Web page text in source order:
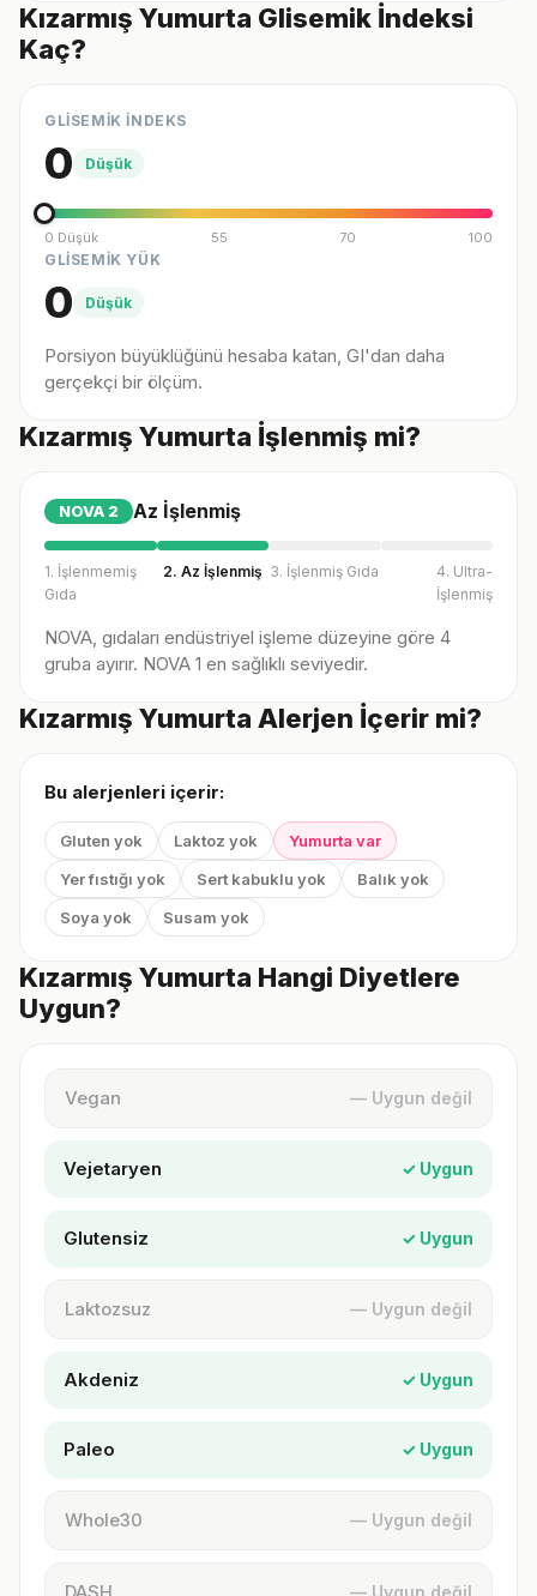
Kızarmış Yumurta Glisemik İndeksi
Kaç?
GLİSEMİK İNDEKS
0 Düşük
0 Düşük 55 70 100
GLİSEMİK YÜK
0 Düşük
Porsiyon büyüklüğünü hesaba katan, GI'dan daha
gerçekçi bir ölçüm.
Kızarmış Yumurta İşlenmiş mi?
NOVA 2 Az İşlenmiş
1. İşlenmemiş
Gıda
2. Az İşlenmiş 3. İşlenmiş Gıda
4. Ultra-
İşlenmiş
NOVA, gıdaları endüstriyel işleme düzeyine göre 4
gruba ayırır. NOVA 1 en sağlıklı seviyedir.
Kızarmış Yumurta Alerjen İçerir mi?
Bu alerjenleri içerir:
Gluten yok Laktoz yok
Yumurta var
Yer fıstığı yok
Sert kabuklu yok
Balık yok
Soya yok
Susam yok
Kızarmış Yumurta Hangi Diyetlere
Uygun?
Vegan — Uygun değil
Vejetaryen ✓ Uygun
Glutensiz ✓ Uygun
Laktozsuz — Uygun değil
Akdeniz ✓ Uygun
Paleo ✓ Uygun
Whole30 — Uygun değil
— Uygun değil